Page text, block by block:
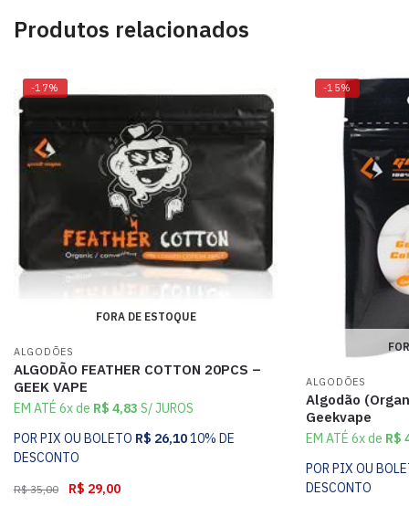
Produtos relacionados
-17%
FORA DE ESTOQUE
ALGODÕES
ALGODÃO FEATHER COTTON 20PCS –
GEEK VAPE
EM ATÉ 6x de R$ 4,83 S/ JUROS
POR PIX OU BOLETO R$ 26,1010% DE
DESCONTO
R$35,00 R$ 29,00
-15%
ALGODÕES
Algodão
Geekvape
EM ATÉ 6x de R$
POR PIX OU
DESCONTO